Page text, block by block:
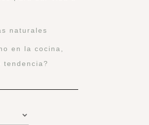
naturales
en la cocina,
tendencia?